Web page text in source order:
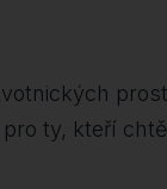
ty, kteří